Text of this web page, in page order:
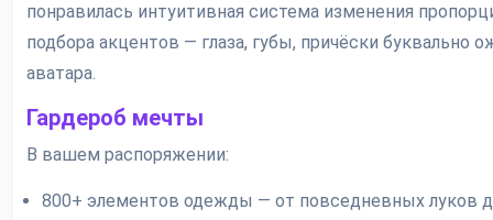
понравилась интуитивная система изменения
подбора акцентов — глаза, губы, причёски буквально
аватара.
Гардероб мечты
В вашем распоряжении:
800+ элементов одежды — от повседневных луков